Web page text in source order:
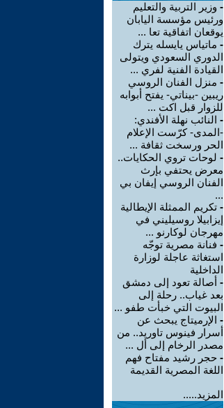
- وزير التربية والتعليم
ورئيس مؤسسة اليابان
يوقعان اتفاقية تعا ...
- ماتياس يايسله يترك
الدوري السعودي ويتولى
القيادة الفنية لفري ...
- منزل الفنان الروسي
ريبين -بيناتي- يفتح أبوابه
للزوار قبل اكت ...
- النائب نهلة الأفندي:
-المدى- كرّست الإعلام
الحر ورسخت ثقافة ...
- لوحات تروي الحكايات..
معرض يحتفي بإرث
الفنان الروسي إيفان بي
...
- تكريم الممثلة الإيطالية
إيزابيلا روسيليني في
مهرجان لوكارنو ...
- فنانة مصرية توجّه
استغاثة عاجلة لوزارة
الداخلية
- أصالة تعود إلى دمشق
بعد غياب.. رحلة إلى
البيوت التي خبأت طفو ...
- الإرميتاج يبحث عن
أسرار فينوس تاوريد.. من
مصدر الرخام إلى أل ...
- حجر رشيد مفتاح فهم
اللغة المصرية القديمة
المزيد.....